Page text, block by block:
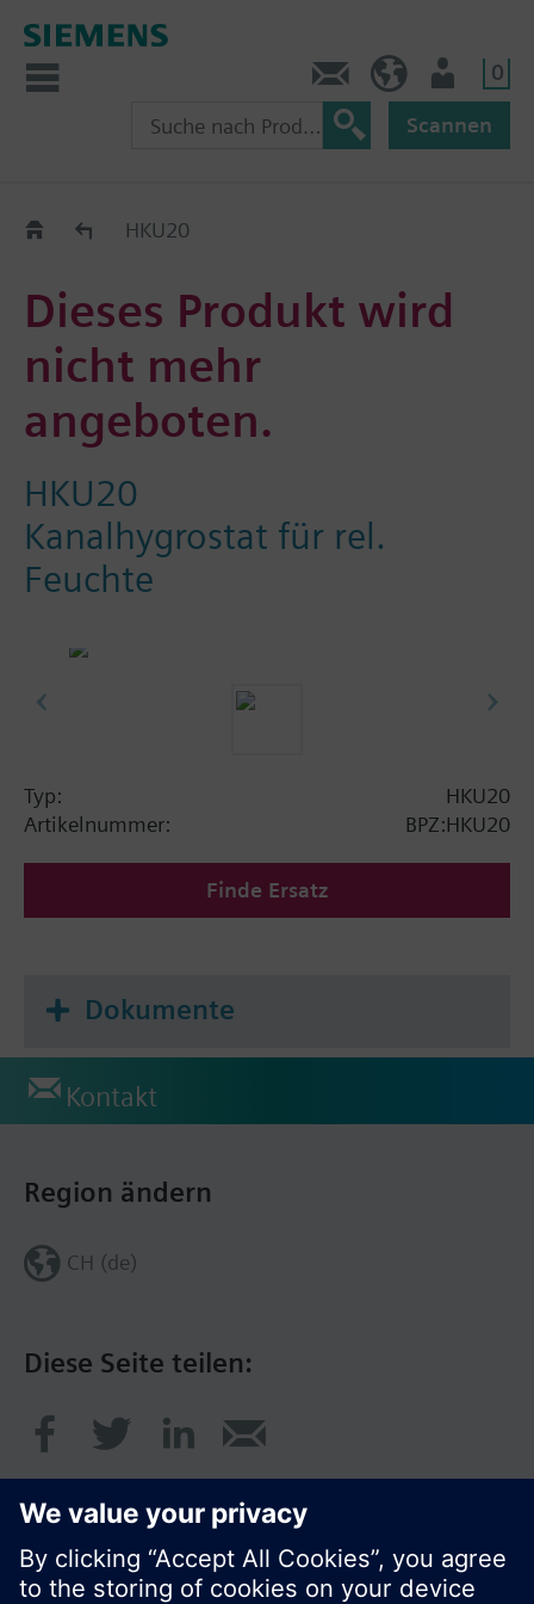
0
Scannen
Old2NewHKU20
Dieses Produkt wird
nicht mehr
angeboten.
HKU20
Kanalhygrostat für rel.
Feuchte
Typ:
HKU20
Artikelnummer:
BPZ:HKU20
Finde Ersatz
Dokumente
Kontakt
Diese Seite teilen:
Region ändern
CH (de)